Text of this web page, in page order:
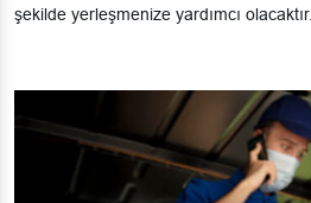
şekilde yerleşmenize yardımcı olacaktır.